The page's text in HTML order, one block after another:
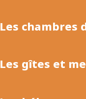
Les chambres
Les gîtes et